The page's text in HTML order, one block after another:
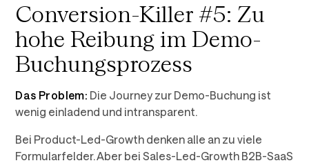
Conversion-Killer #5: Zu
hohe Reibung im Demo-
Buchungsprozess
Das Problem: Die Journey zur Demo-Buchung ist
wenig einladend und intransparent.
Bei Product-Led-Growth denken alle an zu viele
Formularfelder. Aber bei Sales-Led-Growth B2B-SaaS